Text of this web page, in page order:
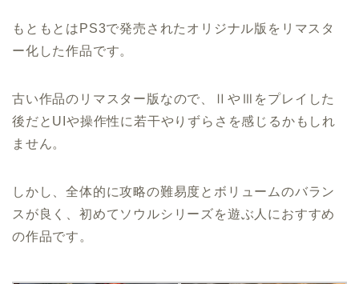
もともとはPS3で発売されたオリジナル版をリマスタ
ー化した作品です。
古い作品のリマスター版なので、ⅡやⅢをプレイした
後だとUIや操作性に若干やりずらさを感じるかもしれ
ません。
しかし、全体的に攻略の難易度とボリュームのバラン
スが良く、初めてソウルシリーズを遊ぶ人におすすめ
の作品です。